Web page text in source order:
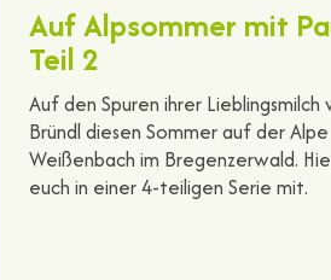
Auf Alpsommer mit
Teil 2
Auf den Spuren ihrer Lieblingsmilch
Bründl diesen Sommer auf der Alpe
Weißenbach im Bregenzerwald.
euch in einer 4-teiligen Serie mit.